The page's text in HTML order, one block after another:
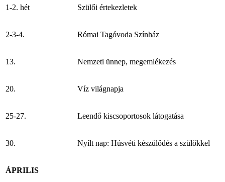
1-2. hét Szülői értekezletek
2-3-4. Római Tagóvoda Színház
13. Nemzeti ünnep, megemlékezés
20. Víz világnapja
25-27. Leendő kiscsoportosok látogatása
30. Nyílt nap: Húsvéti készülődés a szülőkkel
ÁPRILIS